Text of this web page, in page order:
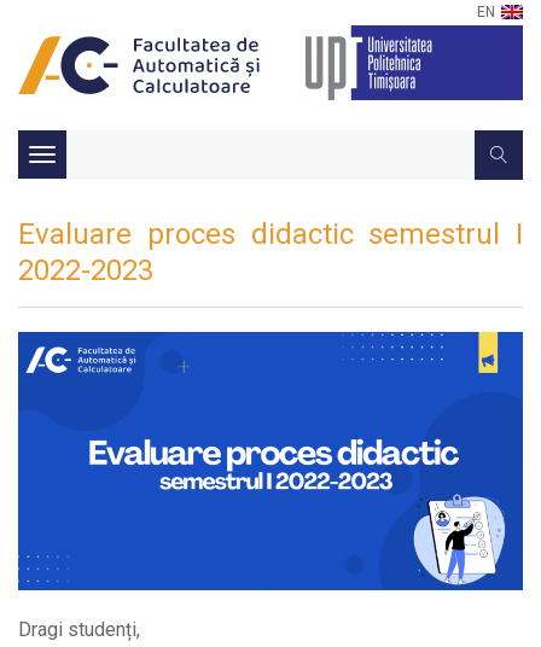
EN
Toggle
navigation
Evaluare proces didactic semestrul I
2022-2023
Dragi studenți,